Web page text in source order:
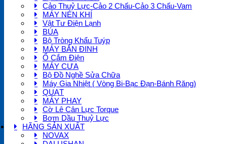
Cảo Thuỷ Lực-Cảo 2 Chấu-Cảo 3 Chấu-Vam
MÁY NÉN KHÍ
Vật Tư Điện Lạnh
BÚA
Bộ Tròng Khẩu Tuýp
MÁY BẮN ĐINH
Ổ Cắm Điện
MÁY CƯA
Bộ Đồ Nghề Sửa Chữa
Máy Gia Nhiệt ( Vòng Bi-Bạc Đạn-Bánh Răng)
QUẠT
MÁY PHAY
Cờ Lê Cân Lực Torque
Bơm Dầu Thuỷ Lực
HÃNG SẢN XUẤT
NOVAX